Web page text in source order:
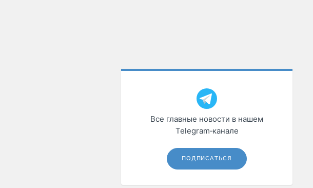
Все главные новости в нашем
Telegram‑канале
ПОДПИСАТЬСЯ